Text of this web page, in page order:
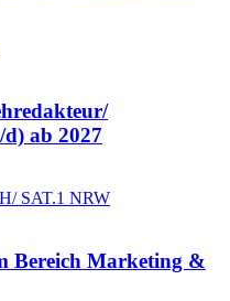
ab 2027
SAT.1 NRW
Bereich Marketing &